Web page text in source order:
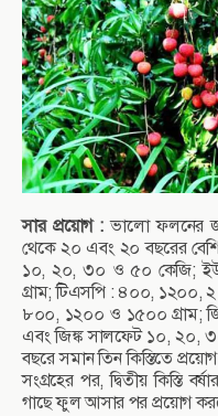
সার প্রয়োগ : ভালো ফলনের
থেকে ২০ এবং ২০ বছরের
১০, ২০, ৩০ ও ৫০ কেজি;
গ্রাম; টিএসপি : ৪০০, ১২০০,
৮০০, ১২০০ ও ১৫০০ গ্রাম;
এবং জিঙ্ক সালফেট ১০, ২০,
বছরে সমান তিন কিস্তিতে
সংগ্রহের পর, দ্বিতীয় কিস্তি
গাছে ফুল আসার পর প্রয়োগ